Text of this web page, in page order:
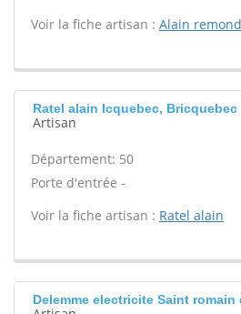
Voir la fiche artisan : Alain
Ratel alain Icquebec, Bricquebec
Artisan
Département: 50
Porte d'entrée -
Voir la fiche artisan : Ratel alain
Delemme electricite Saint romain